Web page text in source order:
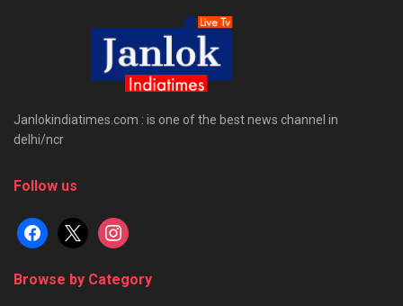
Janlokindiatimes.com : is one of the best news channel in
delhi/ncr
Follow us
facebook
x instagram
Browse by Category